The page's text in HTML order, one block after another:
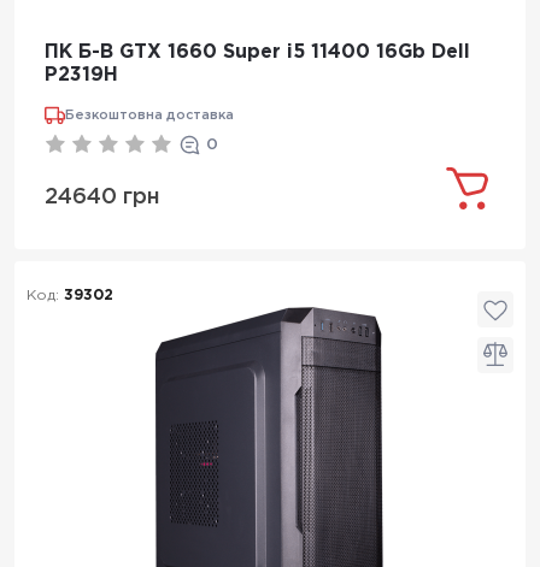
ПК Б-В GTX 1660 Super i5 11400 16Gb Dell
P2319H
Безкоштовна доставка
0
24640 грн
Код: 39302